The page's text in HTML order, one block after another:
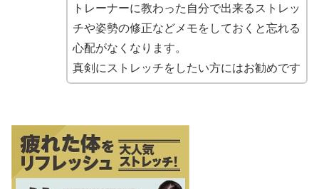
トレーナーに教わった自分で出来るストレッ
チや姿勢の修正などメモをしておくと忘れる
心配がなくなります。
真剣にストレッチをしたい方にはお勧めです